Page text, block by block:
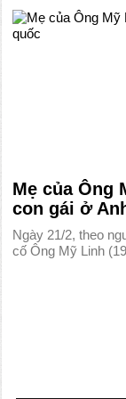
Mẹ của Ông
con gái ở
Ngày 21/2, theo
cố Ông Mỹ Linh